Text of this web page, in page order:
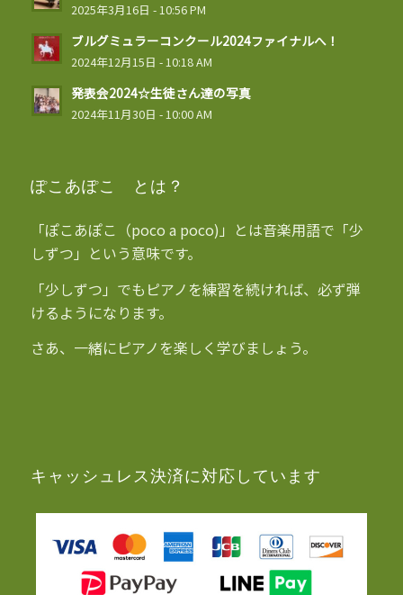
2025年3月16日 - 10:56 PM
ブルグミュラーコンクール2024ファイナルへ！
2024年12月15日 - 10:18 AM
発表会2024☆生徒さん達の写真
2024年11月30日 - 10:00 AM
ぽこあぽこ とは？
「ぽこあぽこ（poco a poco)」とは音楽用語で「少
しずつ」という意味です。
「少しずつ」でもピアノを練習を続ければ、必ず弾
けるようになります。
さあ、一緒にピアノを楽しく学びましょう。
キャッシュレス決済に対応しています